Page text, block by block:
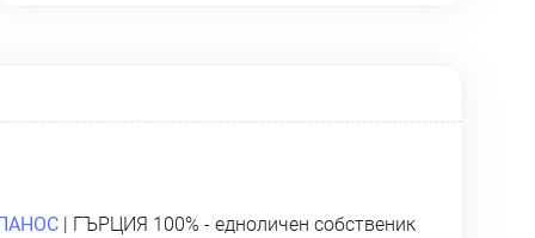
| ГЪРЦИЯ 100% - едноличен собственик